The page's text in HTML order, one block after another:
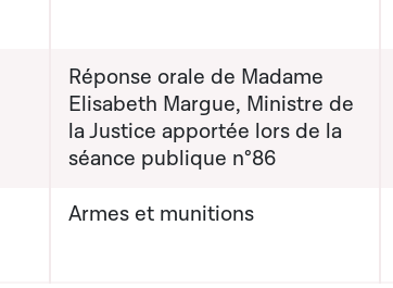
Réponse orale de Madame
Elisabeth Margue, Ministre de
la Justice apportée lors de la
séance publique n°86
Armes et munitions